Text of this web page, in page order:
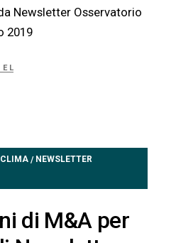
Newsletter Osservatorio
2019
CLIMA / NEWSLETTER
di M&A per